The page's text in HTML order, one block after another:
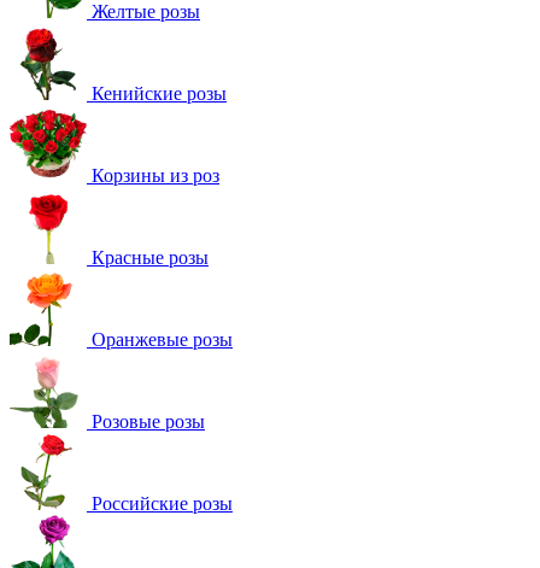
Желтые розы
Кенийские розы
Корзины из роз
Красные розы
Оранжевые розы
Розовые розы
Российские розы